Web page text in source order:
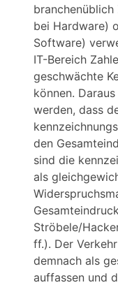
branchenüblich
bei Hardware)
Software)
IT-Bereich
geschwächte
können.
werden, dass
den
sind die
als
Ströbele/
ff.). Der
demnach als
auffassen und